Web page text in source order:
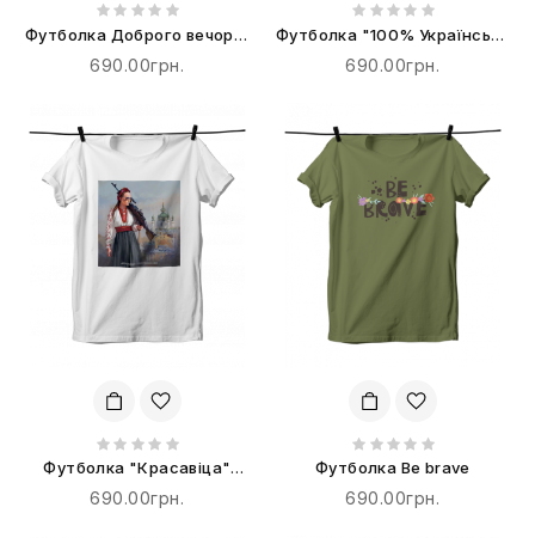
Футболка Доброго вечора,
ми з України
690.00грн.
Футболка "100% Українська
Бавовна"
690.00грн.
Футболка "Красавіца"
терпіти не буде!
690.00грн.
Футболка Be brave
690.00грн.